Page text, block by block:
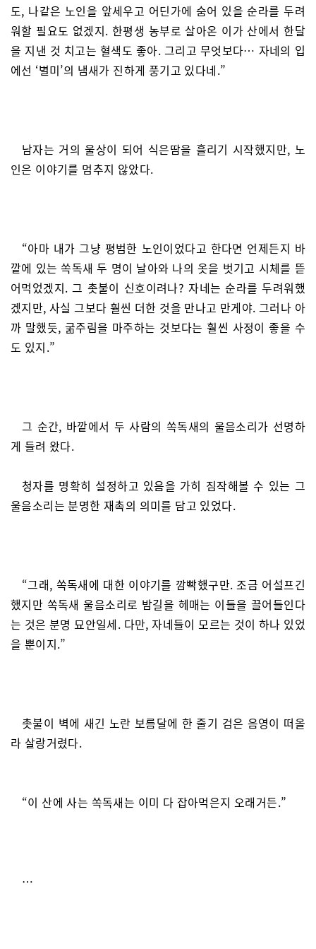
도, 나같은 노인을 앞세우고 어딘가에 숨어 있을 순라를 두려
워할 필요도 없겠지. 한평생 농부로 살아온 이가 산에서 한달
을 지낸 것 치고는 혈색도 좋아. 그리고 무엇보다… 자네의 입
에선 ‘별미’의 냄새가 진하게 풍기고 있다네.”
남자는 거의 울상이 되어 식은땀을 흘리기 시작했지만, 노
인은 이야기를 멈추지 않았다.
“아마 내가 그냥 평범한 노인이었다고 한다면 언제든지 바
깥에 있는 쏙독새 두 명이 날아와 나의 옷을 벗기고 시체를 뜯
어먹었겠지. 그 촛불이 신호이려나? 자네는 순라를 두려워했
겠지만, 사실 그보다 훨씬 더한 것을 만나고 만게야. 그러나 아
까 말했듯, 굶주림을 마주하는 것보다는 훨씬 사정이 좋을 수
도 있지.”
그 순간, 바깥에서 두 사람의 쏙독새의 울음소리가 선명하
게 들려 왔다.
청자를 명확히 설정하고 있음을 가히 짐작해볼 수 있는 그
울음소리는 분명한 재촉의 의미를 담고 있었다.
“그래, 쏙독새에 대한 이야기를 깜빡했구만. 조금 어설프긴
했지만 쏙독새 울음소리로 밤길을 헤매는 이들을 끌어들인다
는 것은 분명 묘안일세. 다만, 자네들이 모르는 것이 하나 있었
을 뿐이지.”
촛불이 벽에 새긴 노란 보름달에 한 줄기 검은 음영이 떠올
라 살랑거렸다.
“이 산에 사는 쏙독새는 이미 다 잡아먹은지 오래거든.”
…